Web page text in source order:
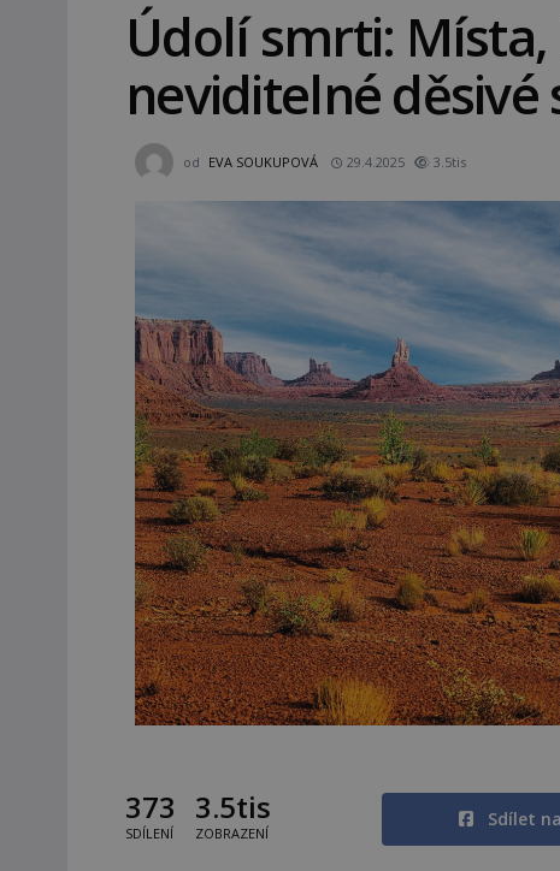
Údolí smrti:
neviditelné děsivé
od EVA SOUKUPOVÁ 29.4.2025 3.5tis
373
SDÍLENÍ
3.5tis
ZOBRAZENÍ
Sdílet